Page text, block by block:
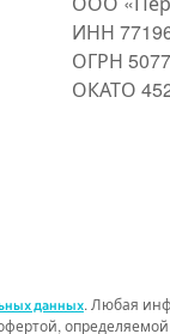
ИНН
ОГРН
ОКАТО
данных. Любая
определяемой